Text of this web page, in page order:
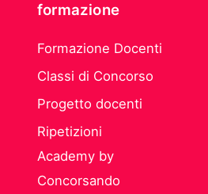
formazione
Formazione Docenti
Classi di Concorso
Progetto docenti
Ripetizioni
Academy by
Concorsando